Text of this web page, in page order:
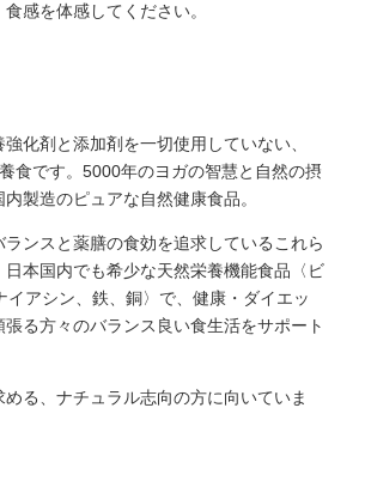
感を体感してください。
化剤と添加剤を一切使用していない、
食です。5000年のヨガの智慧と自然の摂
製造のピュアな自然健康食品。
ンスと薬膳の食効を追求しているこれら
本国内でも希少な天然栄養機能食品〈ビ
アシン、鉄、銅〉で、健康・ダイエッ
張る方々のバランス良い食生活をサポート
める、ナチュラル志向の方に向いていま